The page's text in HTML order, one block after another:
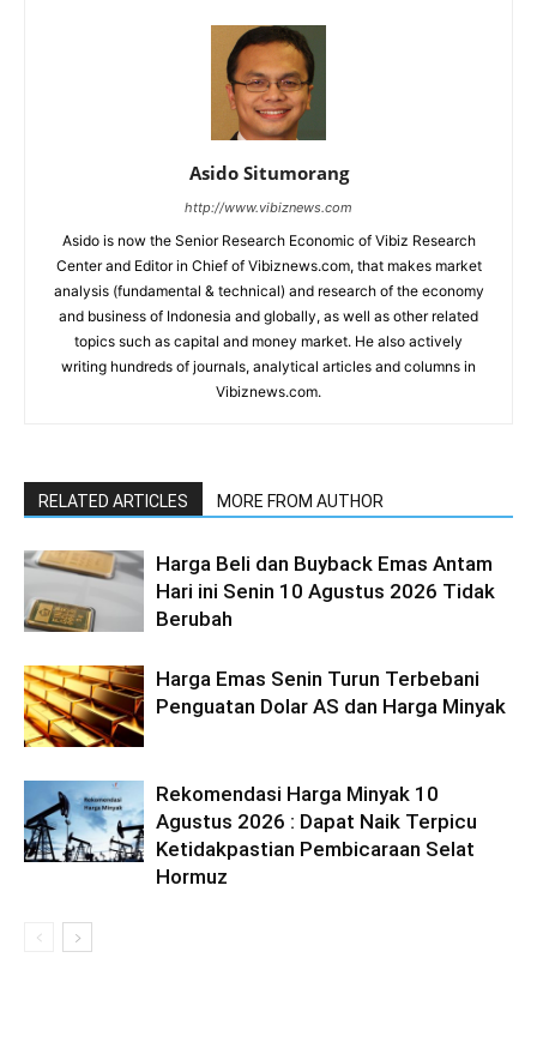
Asido Situmorang
http://www.vibiznews.com
Asido is now the Senior Research Economic of Vibiz Research
Center and Editor in Chief of Vibiznews.com, that makes market
analysis (fundamental & technical) and research of the economy
and business of Indonesia and globally, as well as other related
topics such as capital and money market. He also actively
writing hundreds of journals, analytical articles and columns in
Vibiznews.com.
RELATED ARTICLES MORE FROM AUTHOR
Harga Beli dan Buyback Emas Antam
Hari ini Senin 10 Agustus 2026 Tidak
Berubah
Harga Emas Senin Turun Terbebani
Penguatan Dolar AS dan Harga Minyak
Rekomendasi Harga Minyak 10
Agustus 2026 : Dapat Naik Terpicu
Ketidakpastian Pembicaraan Selat
Hormuz